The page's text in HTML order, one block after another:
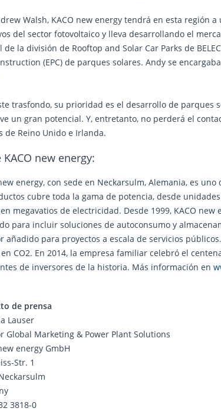
Walsh, KACO new energy tendrá en esta región
del sector fotovoltaico y lleva desarrollando el
de la división de Rooftop and Solar Car Parks de
(EPC) de parques solares. Andy se
trasfondo, su prioridad es el desarrollo de parques
un gran potencial. Y, entretanto, no perderá el
de Reino Unido e Irlanda.
KACO new energy:
energy, con sede en Neckarsulm, Alemania, es
cubre toda la gama de potencia, desde
megavatios de electricidad. Desde 1999, KACO
para incluir soluciones de autoconsumo y
añadido para proyectos a escala de servicios
CO2. En 2014, la empresa familiar celebró el
de inversores de la historia. Más información en
de prensa
Lauser
Global Marketing & Power Plant Solutions
energy GmbH
Str. 1
3818-0